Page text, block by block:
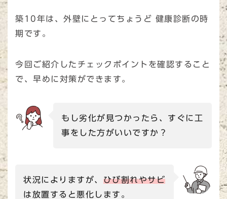
築10年は、外壁にとってちょうど 健康診断の時
期です。
今回ご紹介したチェックポイントを確認すること
で、早めに対策ができます。
もし劣化が見つかったら、すぐに工
事をした方がいいですか？
状況によりますが、 ひび割れやサビ
は放置すると悪化します。